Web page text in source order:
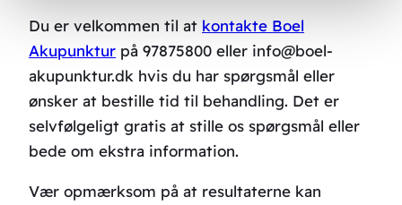
Du er velkommen til at kontakte Boel
Akupunktur på 97875800 eller info@boel-
akupunktur.dk hvis du har spørgsmål eller
ønsker at bestille tid til behandling. Det er
selvfølgeligt gratis at stille os spørgsmål eller
bede om ekstra information.
Vær opmærksom på at resultaterne kan